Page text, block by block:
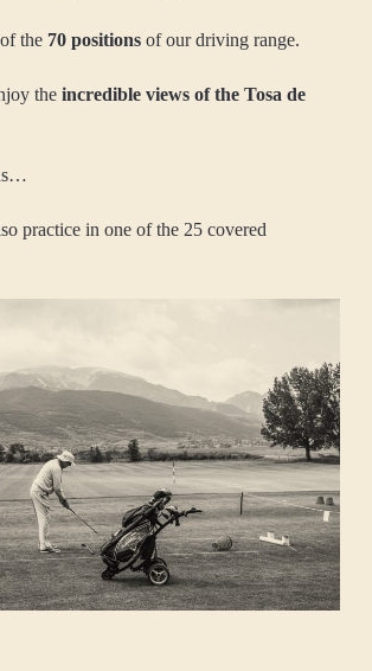
the 70 positionsof our driving range.
the incredible views of the Tosa de
practice in one of the 25 covered